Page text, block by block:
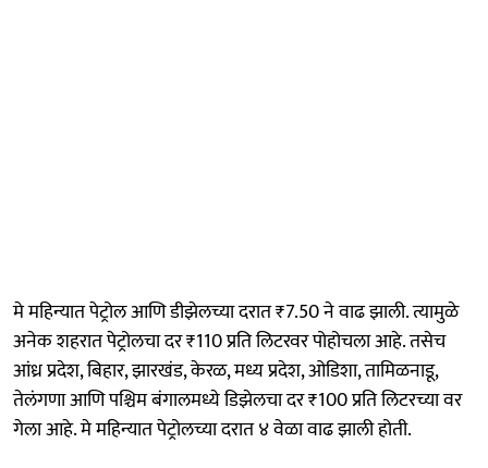
मे महिन्यात पेट्रोल आणि डीझेलच्या दरात ₹7.50 ने वाढ झाली. त्यामुळे
अनेक शहरात पेट्रोलचा दर ₹110 प्रति लिटरवर पोहोचला आहे. तसेच
आंध्र प्रदेश, बिहार, झारखंड, केरळ, मध्य प्रदेश, ओडिशा, तामिळनाडू,
तेलंगणा आणि पश्चिम बंगालमध्ये डिझेलचा दर ₹100 प्रति लिटरच्या वर
गेला आहे. मे महिन्यात पेट्रोलच्या दरात ४ वेळा वाढ झाली होती.